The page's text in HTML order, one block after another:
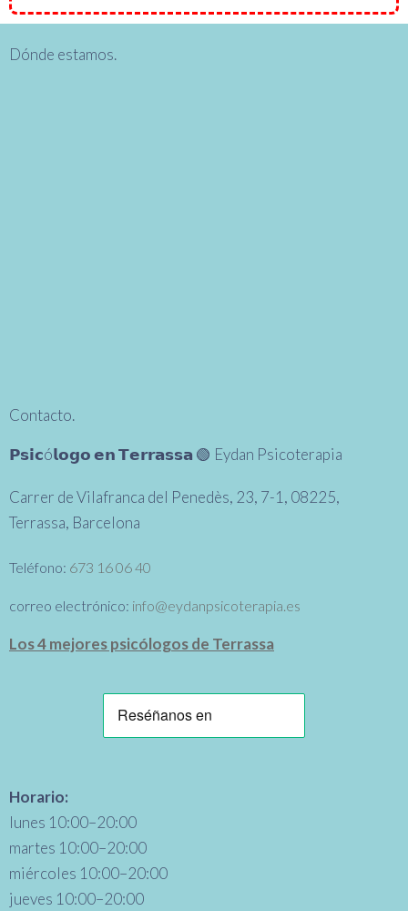
Dónde estamos.
Contacto.
𝗣𝘀𝗶𝗰ó𝗹𝗼𝗴𝗼 𝗲𝗻 𝗧𝗲𝗿𝗿𝗮𝘀𝘀𝗮 🟢 Eydan Psicoterapia
Carrer de Vilafranca del Penedès, 23, 7-1, 08225,
Terrassa, Barcelona
Teléfono: 673 16 06 40
correo electrónico: info@eydanpsicoterapia.es
Los 4 mejores psicólogos de Terrassa
Horario:
lunes 10:00–20:00
martes 10:00–20:00
miércoles 10:00–20:00
jueves 10:00–20:00